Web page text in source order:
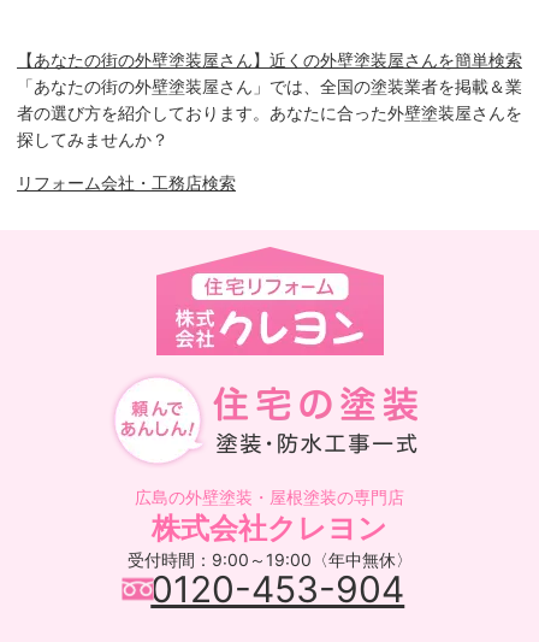
【あなたの街の外壁塗装屋さん】近くの外壁塗装屋さんを簡単検索
「あなたの街の外壁塗装屋さん」では、全国の塗装業者を掲載＆業
者の選び方を紹介しております。あなたに合った外壁塗装屋さんを
探してみませんか？
リフォーム会社・工務店検索
広島の外壁塗装・屋根塗装の専門店
株式会社クレヨン
受付時間：9:00～19:00〈年中無休〉
0120-453-904